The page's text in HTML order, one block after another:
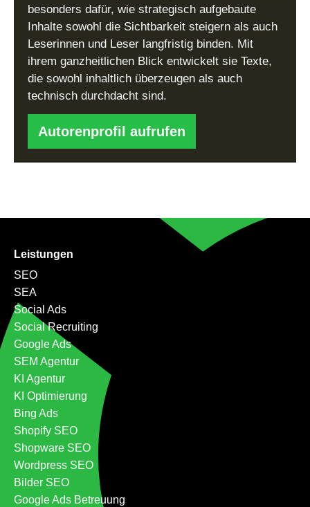
besonders dafür, wie strategisch aufgebaute
Inhalte sowohl die Sichtbarkeit steigern als auch
Leserinnen und Leser langfristig binden. Mit
ihrem ganzheitlichen Blick entwickelt sie Texte,
die sowohl inhaltlich überzeugen als auch
technisch durchdacht sind.
Autorenprofil aufrufen
Leistungen
SEO
SEA
Social Ads
Social Recruiting
Google Ads
SEM Agentur
KI Agentur
KI Optimierung
Bing Ads
Shopify SEO
Shopware SEO
Wordpress SEO
Bilder SEO
Google Ads Betreuung